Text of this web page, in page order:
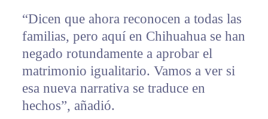
“Dicen que ahora reconocen a todas las
familias, pero aquí en Chihuahua se han
negado rotundamente a aprobar el
matrimonio igualitario. Vamos a ver si
esa nueva narrativa se traduce en
hechos”, añadió.